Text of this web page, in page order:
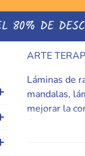
80% DE
ARTE
Láminas de
mandalas,
mejorar la
Consejo: